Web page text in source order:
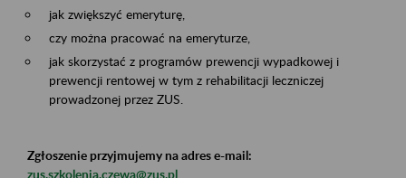
jak zwiększyć emeryturę,
czy można pracować na emeryturze,
jak skorzystać z programów prewencji wypadkowej i
prewencji rentowej w tym z rehabilitacji leczniczej
prowadzonej przez ZUS.
Zgłoszenie przyjmujemy na adres e-mail:
zus.szkolenia.czewa@zus.pl